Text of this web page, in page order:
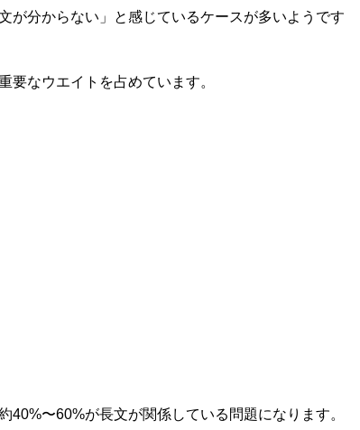
が分からない」と感じているケースが多いようです
要なウエイトを占めています。
40%〜60%が長文が関係している問題になります。